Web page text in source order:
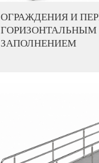
ОГРАЖДЕНИЯ И
ГОРИЗОНТАЛЬНЫМ
ЗАПОЛНЕНИЕМ